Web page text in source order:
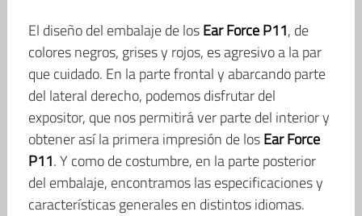
El diseño del embalaje de losEar Force P11, de
colores negros, grises y rojos, es agresivo a la par
que cuidado. En la parte frontal y abarcando parte
del lateral derecho, podemos disfrutar del
expositor, que nos permitirá ver parte del interior y
obtener así la primera impresión de losEar Force
P11. Y como de costumbre, en la parte posterior
del embalaje, encontramos las especificaciones y
características generales en distintos idiomas.